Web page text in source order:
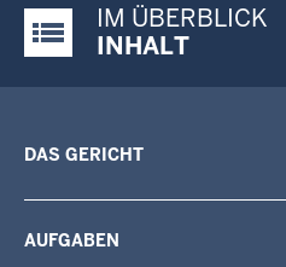
Justiz-Portal im
IM ÜBERBLICK
INHALT
DAS GERICHT
AUFGABEN